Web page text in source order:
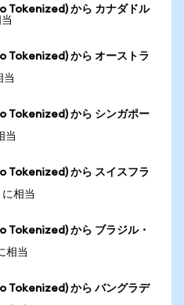
Tokenized) から カナダドル
Tokenized) から オーストラ
当
Tokenized) から シンガポー
当
Tokenized) から スイスフラ
相当
から ブラジル・
相当
Tokenized) から バングラデ